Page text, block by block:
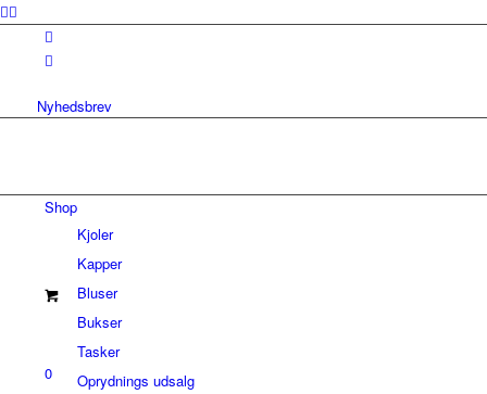
Nyhedsbrev
0
Shop
Kjoler
Kapper
Bluser
Bukser
Tasker
Oprydnings udsalg